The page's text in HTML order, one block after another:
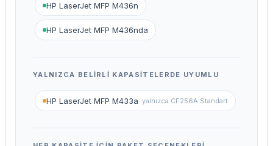
HP LaserJet MFP M436n
HP LaserJet MFP M436nda
YALNIZCA BELIRLI KAPASITELERDE UYUMLU
HP LaserJet MFP M433a· yalnızca CF256A Standart